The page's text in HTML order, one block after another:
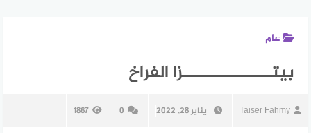
عام
بيتــــــــــــــــزا الفراخ
Taiser Fahmy يناير 28, 2022 0
1867